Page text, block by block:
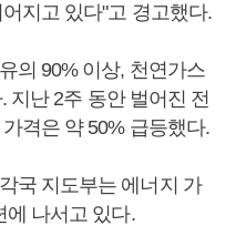
지고 있다"고 경고했다.
의 90% 이상, 천연가스
지난 2주 동안 벌어진 전
격은 약 50% 급등했다.
국 지도부는 에너지 가
에 나서고 있다.